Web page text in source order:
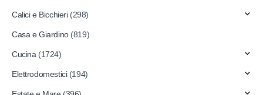
Calici e Bicchieri (298)
Casa e Giardino (819)
Cucina (1724)
Elettrodomestici (194)